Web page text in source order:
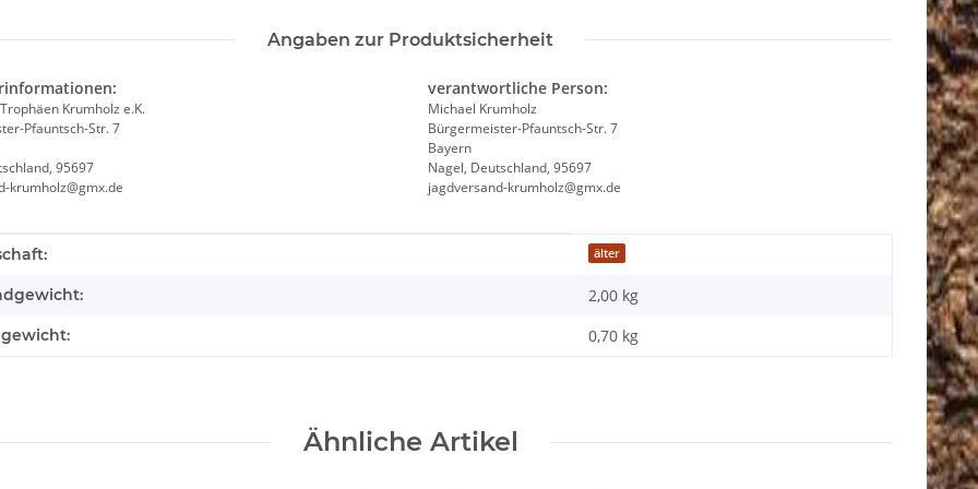
Angaben zur Produktsicherheit
Krumholz e.K.
Pfauntsch-Str. 7
95697
krumholz@gmx.de
verantwortliche Person:
Michael Krumholz
Bürgermeister-Pfauntsch-Str. 7
Bayern
Nagel, Deutschland, 95697
jagdversand-krumholz@gmx.de
älter
2,00 kg
0,70 kg
Ähnliche Artikel